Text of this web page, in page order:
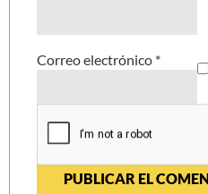
Correo electrónico *